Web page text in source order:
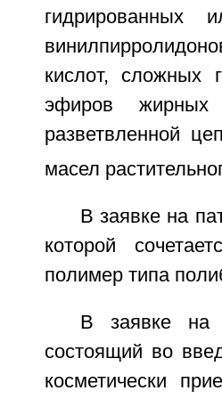
гидрированных
кислот, сложных
эфиров
разветвленной
масел
В заявке на
которой
полимер типа
В заявке на
состоящий во
косметически